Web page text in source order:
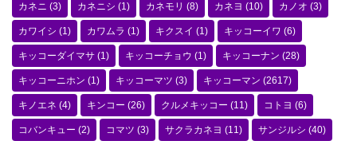
カネニ (3) カネニシ (1) カネモリ (8) カネヨ (10) カノオ (3)
カワイシ (1) カワムラ (1) キクスイ (1) キッコーイワ (6)
キッコーダイマサ (1) キッコーチョウ (1) キッコーナン (28)
キッコーニホン (1) キッコーマツ (3) キッコーマン (2617)
キノエネ (4) キンコー (26) クルメキッコー (11) コトヨ (6)
コバンキュー (2) コマツ (3) サクラカネヨ (11) サンジルシ (40)